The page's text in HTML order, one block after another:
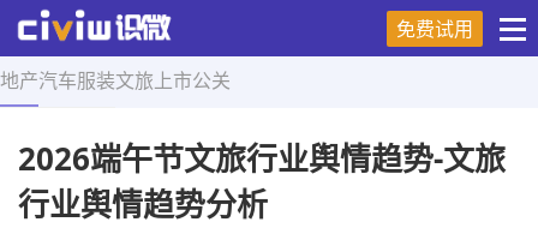
免费试用
地产汽车服装文旅 上市公关
首页 > 舆情导航 > 正文
2026端午节文旅行业舆情趋势-文旅
行业舆情趋势分析